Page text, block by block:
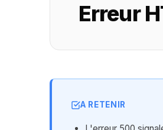
Erreur
A RETENIR